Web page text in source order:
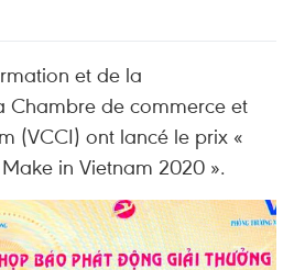
et de la
Chambre de commerce et
(VCCI) ont lancé le prix «
in Vietnam 2020 ».